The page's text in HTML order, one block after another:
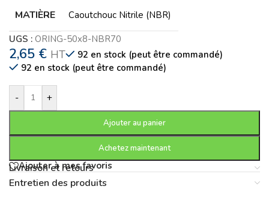
MATIÈRE
Caoutchouc Nitrile (NBR)
UGS : ORING-50x8-NBR70
2,65 € HT
92 en stock (peut être commandé)
92 en stock (peut être commandé)
- +
Ajouter au panier
Achetez maintenant
Ajouter à mes favoris
Livraison et retours
Entretien des produits